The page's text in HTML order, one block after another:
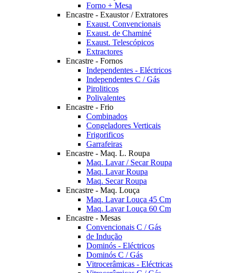
Forno + Mesa
Encastre - Exaustor / Extratores
Exaust. Convencionais
Exaust. de Chaminé
Exaust. Telescópicos
Extractores
Encastre - Fornos
Independentes - Eléctricos
Independentes C / Gás
Piroliticos
Polivalentes
Encastre - Frio
Combinados
Congeladores Verticais
Frigorificos
Garrafeiras
Encastre - Maq. L. Roupa
Maq. Lavar / Secar Roupa
Maq. Lavar Roupa
Maq. Secar Roupa
Encastre - Maq. Louça
Maq. Lavar Louça 45 Cm
Maq. Lavar Louça 60 Cm
Encastre - Mesas
Convencionais C / Gás
de Indução
Dominós - Eléctricos
Dominós C / Gás
Vitrocerâmicas - Eléctricas